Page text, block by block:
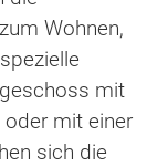
Wohnen,
mit
oder mit einer
sich die